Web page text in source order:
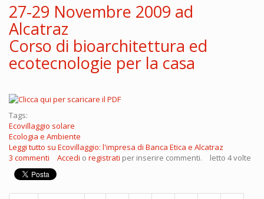
27-29 Novembre 2009 ad
Alcatraz
Corso di bioarchitettura ed
ecotecnologie per la casa
Tags:
Ecovillaggio solare
Ecologia e Ambiente
Leggi tutto su Ecovillaggio: l'impresa di Banca Etica e Alcatraz
3 commenti
Accedi o registrati per inserire commenti. letto 4 volte